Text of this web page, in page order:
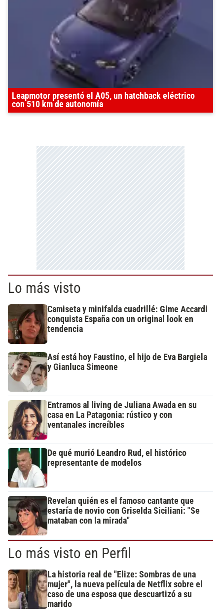
Leapmotor presentó el A05, un hatchback eléctrico
con 510 km de autonomía
Lo más visto
Camiseta y minifalda cuadrillé: Gime Accardi
conquista España con un original look en
tendencia
Así está hoy Faustino, el hijo de Eva Bargiela
y Gianluca Simeone
Entramos al living de Juliana Awada en su
casa en La Patagonia: rústico y con
ventanales increíbles
De qué murió Leandro Rud, el histórico
representante de modelos
Revelan quién es el famoso cantante que
estaría de novio con Griselda Siciliani: "Se
mataban con la mirada"
Lo más visto en Perfil
La historia real de "Elize: Sombras de una
mujer", la nueva película de Netflix sobre el
caso de una esposa que descuartizó a su
marido